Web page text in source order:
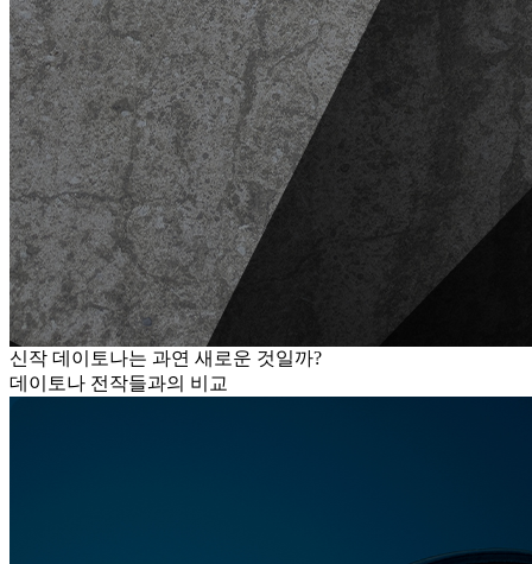
신작 데이토나는 과연 새로운 것일까?
데이토나 전작들과의 비교